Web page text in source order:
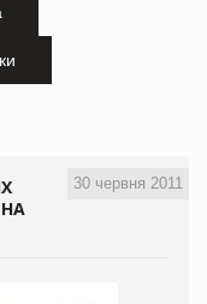
30 червня 2011